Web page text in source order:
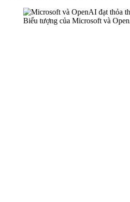
Biểu tượng của Microsoft và